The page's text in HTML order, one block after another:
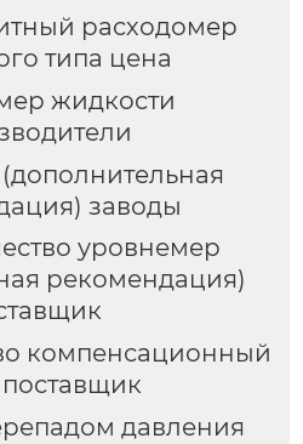
расходомер
типа цена
жидкости
заводы
уровнемер
рекомендация)
компенсационный
давления